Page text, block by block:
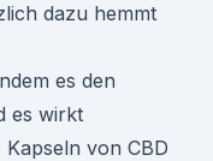
dazu hemmt
es den
es wirkt
von CBD